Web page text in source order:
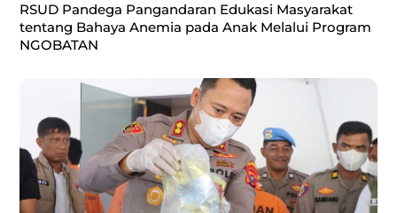
RSUD Pandega Pangandaran Edukasi Masyarakat
tentang Bahaya Anemia pada Anak Melalui Program
NGOBATAN